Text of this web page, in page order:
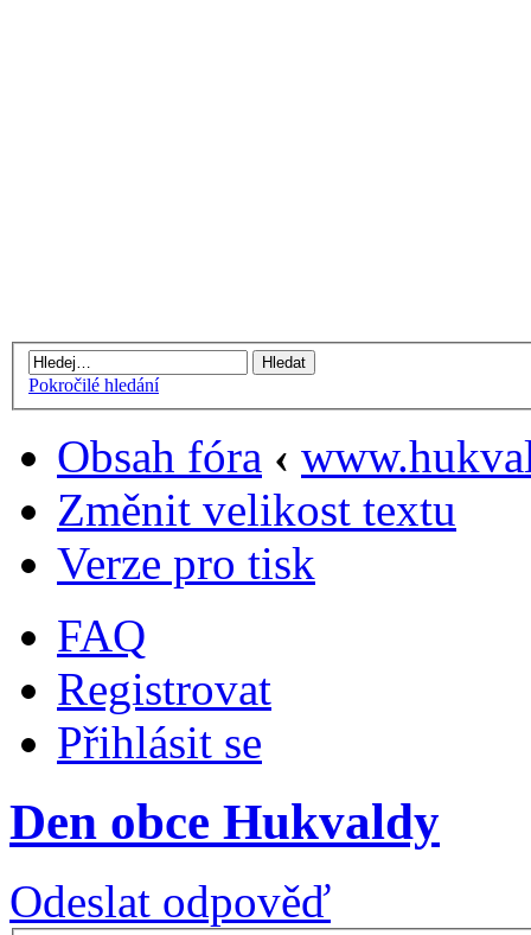
Pokročilé hledání
Obsah fóra ‹
Změnit velikost textu
Verze pro tisk
FAQ
Registrovat
Přihlásit se
Den obce Hukvaldy
Odeslat odpověď